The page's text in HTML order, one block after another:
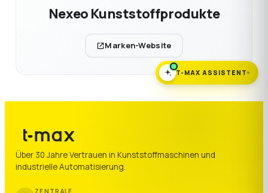
Nexeo Kunststoffprodukte
Marken-Website
Über 30 Jahre Vertrauen in Kunststoffmaschinen und
industrielle Automatisierung.
ZENTRALE
T-MAX ASSISTENT